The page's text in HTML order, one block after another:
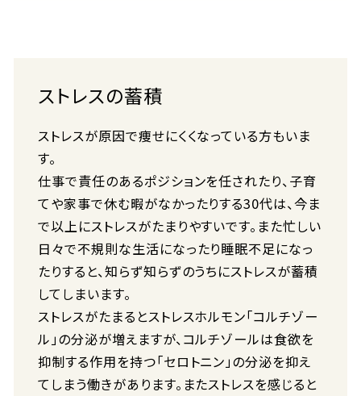
ストレスの蓄積
ストレスが原因で痩せにくくなっている方もいま
す。
仕事で責任のあるポジションを任されたり、子育
てや家事で休む暇がなかったりする30代は、今ま
で以上にストレスがたまりやすいです。また忙しい
日々で不規則な生活になったり睡眠不足になっ
たりすると、知らず知らずのうちにストレスが蓄積
してしまいます。
ストレスがたまるとストレスホルモン「コルチゾー
ル」の分泌が増えますが、コルチゾールは食欲を
抑制する作用を持つ「セロトニン」の分泌を抑え
てしまう働きがあります。またストレスを感じると